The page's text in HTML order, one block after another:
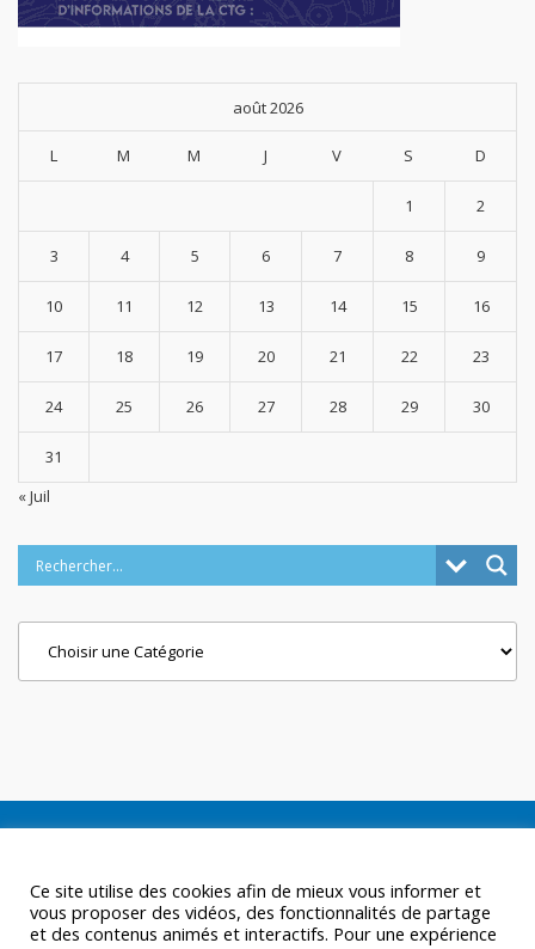
août 2026
L M M J V S D
1 2
3 4 5 6 7 8 9
10 11 12 13 14 15 16
17 18 19 20 21 22 23
24 25 26 27 28 29 30
31
« Juil
Ce site utilise des cookies afin de mieux vous informer et
vous proposer des vidéos, des fonctionnalités de partage
et des contenus animés et interactifs. Pour une expérience